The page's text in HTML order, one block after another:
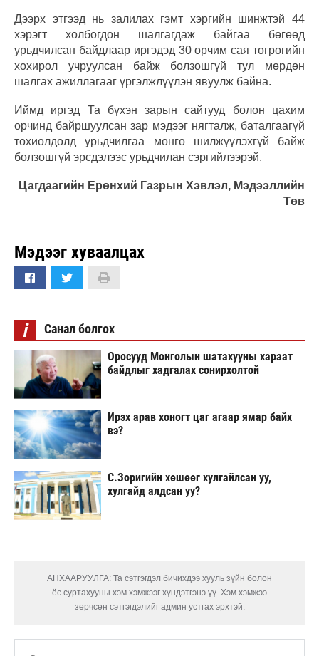
Дээрх этгээд нь залилах гэмт хэргийн шинжтэй 44
хэрэгт холбогдон шалгагдаж байгаа бөгөөд
урьдчилсан байдлаар иргэдэд 30 орчим сая төгрөгийн
хохирол учруулсан байж болзошгүй тул мөрдөн
шалгах ажиллагааг үргэлжлүүлэн явуулж байна.
Иймд иргэд Та бүхэн зарын сайтууд болон цахим
орчинд байршуулсан зар мэдээг нягталж, баталгаагүй
тохиолдолд урьдчилгаа мөнгө шилжүүлэхгүй байж
болзошгүй эрсдэлээс урьдчилан сэргийлээрэй.
Цагдаагийн Ерөнхий Газрын Хэвлэл, Мэдээллийн
Төв
Мэдээг хуваалцах
i Санал болгох
Оросууд Монголын шатахууны хараат
байдлыг хадгалах сонирхолтой
Ирэх арав хоногт цаг агаар ямар байх
вэ?
С.Зоригийн хөшөөг хулгайлсан уу,
хулгайд алдсан уу?
АНХААРУУЛГА: Та сэтгэгдэл бичихдээ хууль зүйн болон
ёс суртахууны хэм хэмжээг хүндэтгэнэ үү. Хэм хэмжээ
зөрчсөн сэтгэгдэлийг админ устгах эрхтэй.